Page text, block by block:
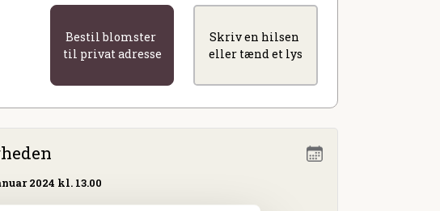
Bestil blomster
til privat adresse
Skriv en hilsen
eller tænd et lys
2024 kl. 13.00